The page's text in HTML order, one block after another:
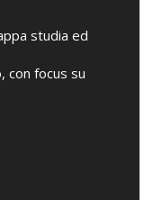
studia ed
con focus su